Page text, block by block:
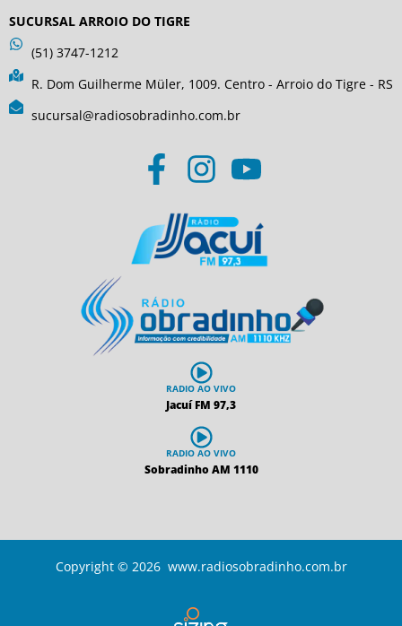
SUCURSAL ARROIO DO TIGRE
(51) 3747-1212
R. Dom Guilherme Müler, 1009. Centro - Arroio do Tigre - RS
sucursal@radiosobradinho.com.br
RADIO AO VIVO
Jacuí FM 97,3
RADIO AO VIVO
Sobradinho AM 1110
Copyright © 2026 www.radiosobradinho.com.br